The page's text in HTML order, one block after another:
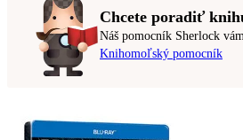
Chcete poradiť
Náš pomocník Sherlock
Knihomoľský pomocník